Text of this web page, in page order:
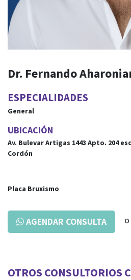
Dr. Fernando
ESPECIALIDADES
General
UBICACIÓN
Av. Bulevar Artigas 1443 Apto. 204
Cordón
Placa Bruxismo
AGENDAR CONSULTA o
OTROS CONSULTORIOS